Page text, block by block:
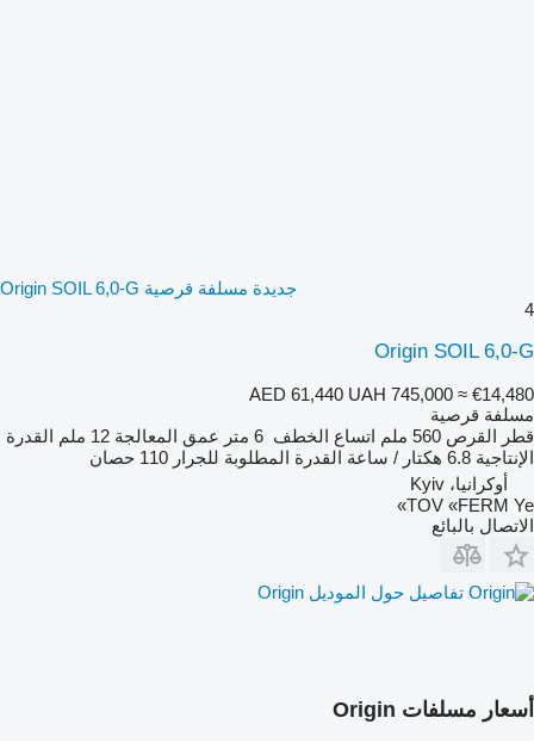
جديدة مسلفة قرصية Origin SOIL 6,0-G
4
Origin SOIL 6,0-G
AED 61,440 UAH 745,000 ≈ €14,480
مسلفة قرصية
قطر القرص 560 ملم اتساع الخطف 6 متر عمق المعالجة 12 ملم
القدرة
الإنتاجية 6.8 هكتار / ساعة القدرة المطلوبة للجرار 110 حصان
أوكرانيا، Kyiv
TOV «FERM Ye»
الاتصال بالبائع
تفاصيل حول الموديل Origin
أسعار مسلفات Origin